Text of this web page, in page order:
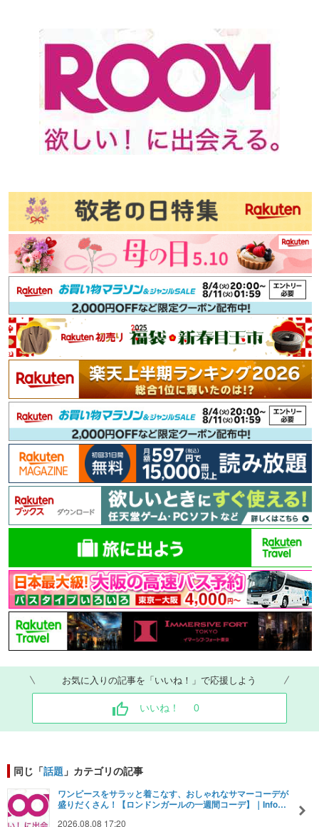
お気に入りの記事を「いいね！」で応援しよう
いいね！ 0
同じ「話題 」カテゴリの記事
ワンピースをサラッと着こなす、おしゃれなサマーコーデが
盛りだくさん！【ロンドンガールの一週間コーデ】｜Info…
2026.08.08 17:20